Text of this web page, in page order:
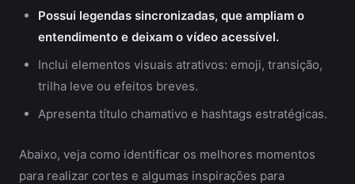
Possui legendas sincronizadas, que ampliam o
entendimento e deixam o vídeo acessível.
Inclui elementos visuais atrativos: emoji, transição,
trilha leve ou efeitos breves.
Apresenta título chamativo e hashtags estratégicas.
Abaixo, veja como identificar os melhores momentos
para realizar cortes e algumas inspirações para